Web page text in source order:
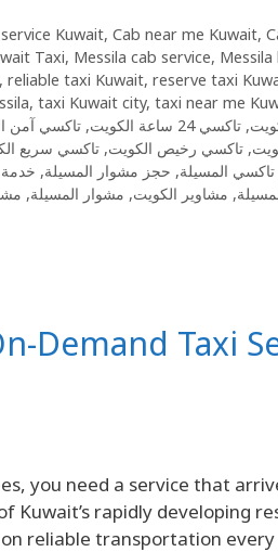
Kuwait, Cab near me Kuwait,
Taxi, Messila cab service,
, reliable taxi Kuwait, reserve taxi
, taxi Kuwait city, taxi near me
, تاكسي 24 ساعة الكويت , تاكسي آمن
, تاكسي رخيص الكويت, تاكسي سريع
المسيلة, حجز مشوار المسيلة,
, مشاوير الكويت, مشوار المسيلة,
Demand Taxi
you need a service that
Kuwait’s rapidly developing
reliable transportation